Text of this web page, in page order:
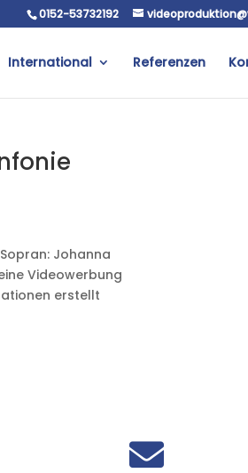
0152-53732192
International Referenzen
Johanna
Videowerbung
erstellt
